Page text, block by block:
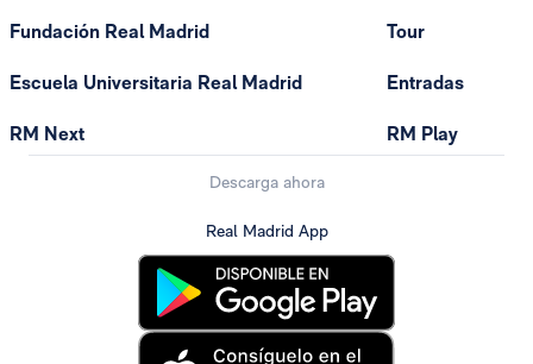
Fundación Real Madrid
Escuela Universitaria Real Madrid
RM Next
Tour
Entradas
RM Play
Descarga ahora
Real Madrid App